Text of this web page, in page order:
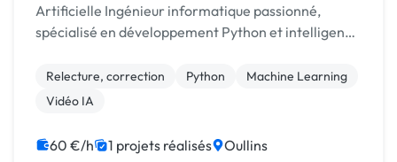
Artificielle Ingénieur informatique passionné,
spécialisé en développement Python et intelligence
data, machine learning et automatisation sur
mesu...
Relecture, correction Python
Machine Learning
Vidéo IA
60 €/h 1 projets réalisés Oullins